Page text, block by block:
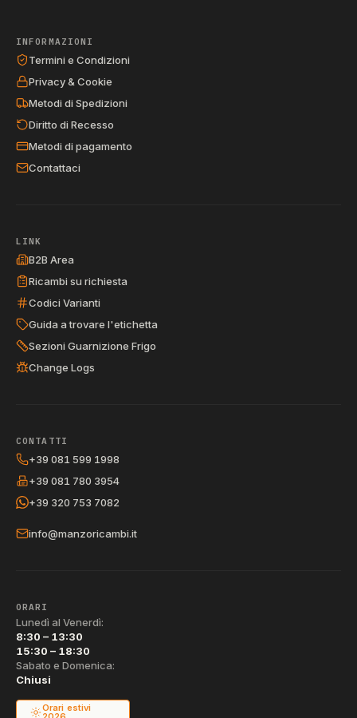
INFORMAZIONI
Termini e Condizioni
Privacy & Cookie
Metodi di Spedizioni
Diritto di Recesso
Metodi di pagamento
Contattaci
LINK
B2B Area
Ricambi su richiesta
Codici Varianti
Guida a trovare l'etichetta
Sezioni Guarnizione Frigo
Change Logs
CONTATTI
+39 081 599 1998
+39 081 780 3954
+39 320 753 7082
info@manzoricambi.it
ORARI
Lunedì al Venerdì:
8:30 – 13:30
15:30 – 18:30
Sabato e Domenica:
Chiusi
Orari estivi